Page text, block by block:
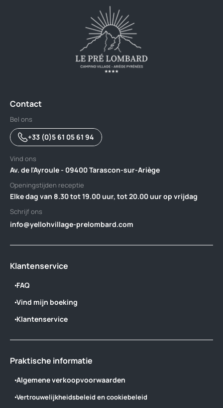
Contact
Bel ons
+33 (0)5 61 05 61 94
Vind ons
Av. de l'Ayroule - 09400 Tarascon-sur-Ariège
Openingstijden receptie
Elke dag van 8.30 tot 19.00 uur, tot 20.00 uur op vrijdag
Schrijf ons
info@yellohvillage-prelombard.com
Klantenservice
FAQ
Vind mijn boeking
Klantenservice
Praktische informatie
Algemene verkoopvoorwaarden
Vertrouwelijkheidsbeleid en cookiebeleid